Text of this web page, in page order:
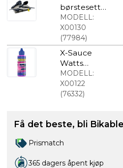
børstesett
med 4
børster og
oppbevarin
gspose
MODELL:
X00130
(77984)
X-Sauce
Watts
kjedeolie
30ml
MODELL:
X00122
(76332)
Få det beste, bli
Prismatch
365 dagers åpent kjøp